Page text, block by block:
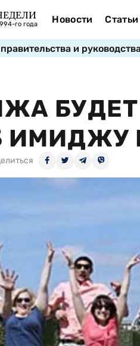
го года Новости Статьи
и
БУДЕТ
ИМИДЖУ